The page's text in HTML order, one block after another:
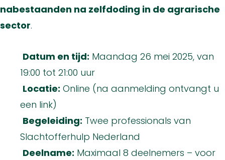
nabestaanden na zelfdoding in de agrarische
sector.
Datum en tijd: Maandag 26 mei 2025, van
19:00 tot 21:00 uur
Locatie: Online (na aanmelding ontvangt u
een link)
Begeleiding: Twee professionals van
Slachtofferhulp Nederland
Deelname: Maximaal 8 deelnemers – voor